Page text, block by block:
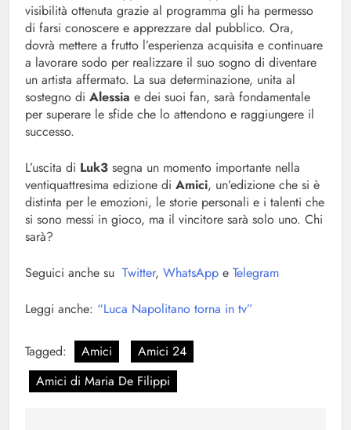
visibilità ottenuta grazie al programma gli ha permesso
di farsi conoscere e apprezzare dal pubblico. Ora,
dovrà mettere a frutto l’esperienza acquisita e continuare
a lavorare sodo per realizzare il suo sogno di diventare
un artista affermato. La sua determinazione, unita al
sostegno di Alessia e dei suoi fan, sarà fondamentale
per superare le sfide che lo attendono e raggiungere il
successo.
L’uscita di Luk3 segna un momento importante nella
ventiquattresima edizione di Amici, un’edizione che si è
distinta per le emozioni, le storie personali e i talenti che
si sono messi in gioco, ma il vincitore sarà solo uno. Chi
sarà?
Seguici anche su Twitter, WhatsApp e Telegram
Leggi anche: “Luca Napolitano torna in tv”
Tagged: Amici
Amici 24
Amici di Maria De Filippi